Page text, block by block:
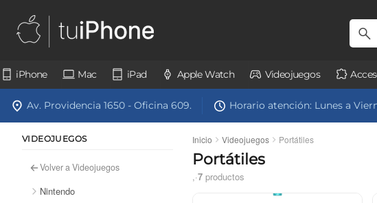
iPhone Mac iPad Apple Watch Videojuegos
Av. Providencia 1650 - Oficina 609. Horario atención: Lunes a
VIDEOJUEGOS
Volver a Videojuegos
Nintendo
Inicio Videojuegos Portátiles
Portátiles
,·7 productos